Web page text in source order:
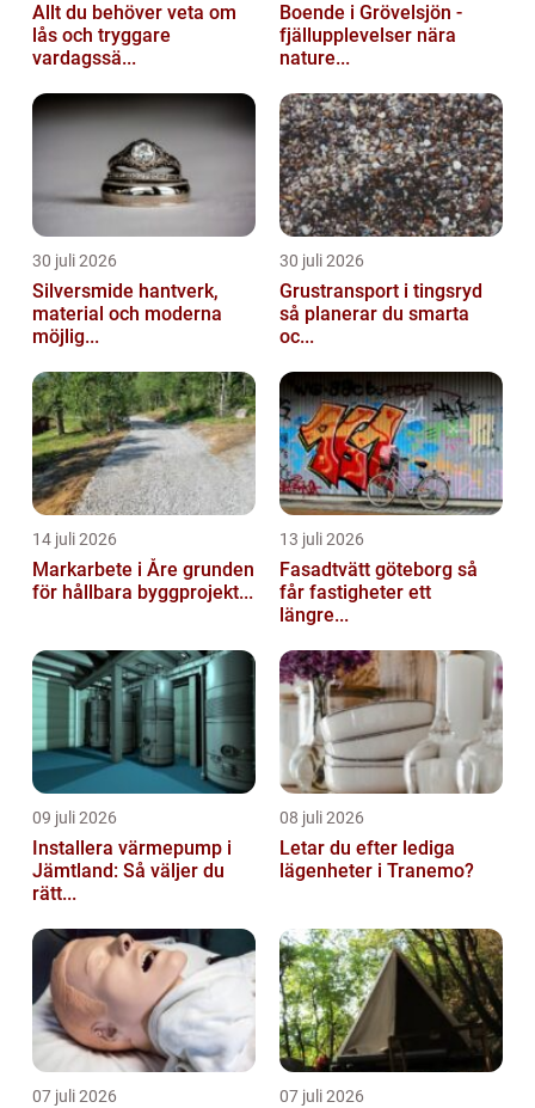
Allt du behöver veta om
lås och tryggare
vardagssä...
Boende i Grövelsjön -
fjällupplevelser nära
nature...
30 juli 2026
Silversmide hantverk,
material och moderna
möjlig...
30 juli 2026
Grustransport i tingsryd
så planerar du smarta
oc...
14 juli 2026
Markarbete i Åre grunden
för hållbara byggprojekt...
13 juli 2026
Fasadtvätt göteborg så
får fastigheter ett
längre...
09 juli 2026
Installera värmepump i
Jämtland: Så väljer du
rätt...
08 juli 2026
Letar du efter lediga
lägenheter i Tranemo?
07 juli 2026 07 juli 2026